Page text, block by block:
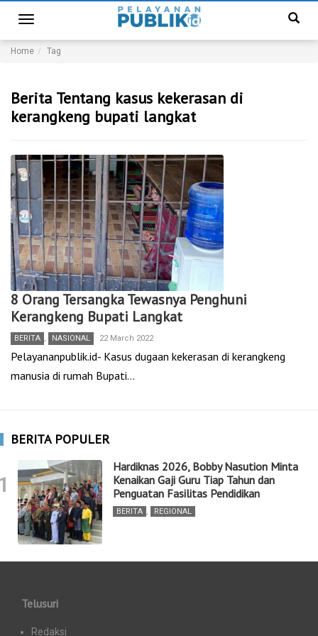
Toggle
navigation
Home Tag
Berita Tentang kasus kekerasan di
kerangkeng bupati langkat
8 Orang Tersangka Tewasnya Penghuni
Kerangkeng Bupati Langkat
BERITA , NASIONAL 22 March 2022
Pelayananpublik.id- Kasus dugaan kekerasan di kerangkeng
manusia di rumah Bupati…
BERITA POPULER
Hardiknas 2026, Bobby Nasution Minta
Kenaikan Gaji Guru Tiap Tahun dan
Penguatan Fasilitas Pendidikan
BERITA , REGIONAL
Telusuri
Redaksi